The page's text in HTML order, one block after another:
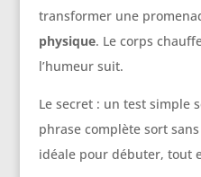
transformer une
physique. Le corps
l’humeur suit.
Le secret : un test simple
phrase complète sort
idéale pour débuter, tout